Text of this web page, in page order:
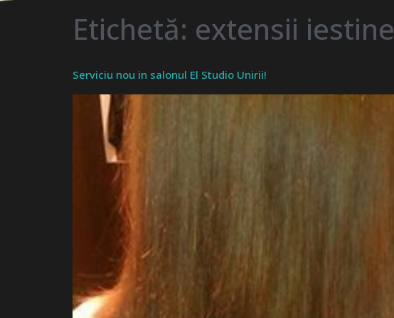
Etichetă: extensii iestine
Serviciu nou in salonul El Studio Unirii!